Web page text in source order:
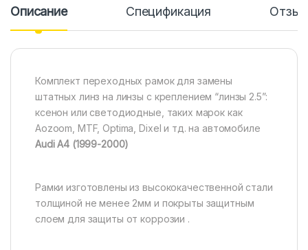
Описание Спецификация
Комплект переходных рамок для замены
штатных линз на линзы с креплением “линзы 2.5”:
ксенон или светодиодные, таких марок как
Aozoom, MTF, Optima, Dixel и тд. на автомобиле
Audi A4 (1999-2000)
Рамки изготовлены из высококачественной стали
толщиной не менее 2мм и покрыты защитным
слоем для защиты от коррозии .